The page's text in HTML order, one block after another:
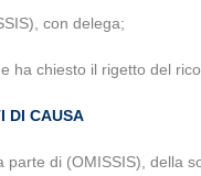
con delega;
ha chiesto il rigetto del
DI CAUSA
di (OMISSIS), della